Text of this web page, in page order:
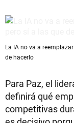
La IA no va a
de hacerlo
Para Paz, el
definirá qué
competitivas